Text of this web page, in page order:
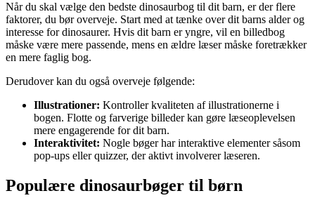
Når du skal vælge den bedste dinosaurbog til dit barn, er der flere
faktorer, du bør overveje. Start med at tænke over dit barns alder og
interesse for dinosaurer. Hvis dit barn er yngre, vil en billedbog
måske være mere passende, mens en ældre læser måske foretrækker
en mere faglig bog.
Derudover kan du også overveje følgende:
Illustrationer: Kontroller kvaliteten af illustrationerne i
bogen. Flotte og farverige billeder kan gøre læseoplevelsen
mere engagerende for dit barn.
Interaktivitet: Nogle bøger har interaktive elementer såsom
pop-ups eller quizzer, der aktivt involverer læseren.
Populære dinosaurbøger til børn